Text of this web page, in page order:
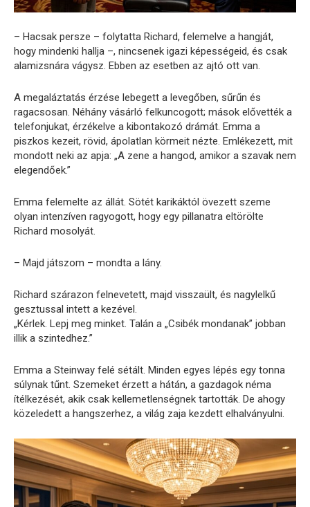
– Hacsak persze – folytatta Richard, felemelve a hangját,
hogy mindenki hallja –, nincsenek igazi képességeid, és csak
alamizsnára vágysz. Ebben az esetben az ajtó ott van.
A megaláztatás érzése lebegett a levegőben, sűrűn és
ragacsosan. Néhány vásárló felkuncogott; mások elővették a
telefonjukat, érzékelve a kibontakozó drámát. Emma a
piszkos kezeit, rövid, ápolatlan körmeit nézte. Emlékezett, mit
mondott neki az apja: „A zene a hangod, amikor a szavak nem
elegendőek.”
Emma felemelte az állát. Sötét karikáktól övezett szeme
olyan intenzíven ragyogott, hogy egy pillanatra eltörölte
Richard mosolyát.
– Majd játszom – mondta a lány.
Richard szárazon felnevetett, majd visszaült, és nagylelkű
gesztussal intett a kezével.
„Kérlek. Lepj meg minket. Talán a „Csibék mondanak” jobban
illik a szintedhez.”
Emma a Steinway felé sétált. Minden egyes lépés egy tonna
súlynak tűnt. Szemeket érzett a hátán, a gazdagok néma
ítélkezését, akik csak kellemetlenségnek tartották. De ahogy
közeledett a hangszerhez, a világ zaja kezdett elhalványulni.